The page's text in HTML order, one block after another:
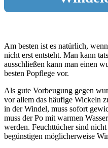
Am besten ist es natürlich,
nicht erst entsteht. Man kann
ausschließen kann man einen
besten Popflege vor.
Als gute Vorbeugung gegen
vor allem das häufige Wickeln
in der Windel, muss sofort
muss der Po mit warmen
werden. Feuchttücher sind
begünstigen möglicherweise